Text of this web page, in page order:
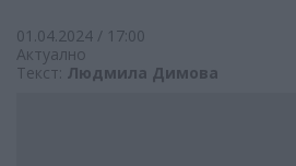
01.04.2024 / 17:00
Актуално
Текст: Людмила Димова